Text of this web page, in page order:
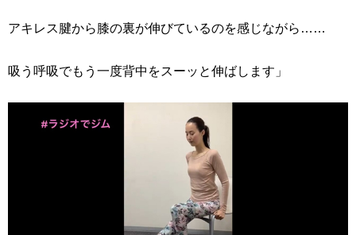
アキレス腱から膝の裏が伸びているのを感じながら……
吸う呼吸でもう一度背中をスーッと伸ばします」